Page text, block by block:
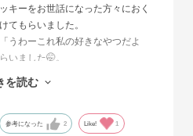
キーをお世話になった方々におく
てもらいました。
うわーこれ私の好きなやつだよ
いました🤭。
まへとして、メッセージカードを
てのお渡しができました。
を読む
参考になった 2 Like! 1